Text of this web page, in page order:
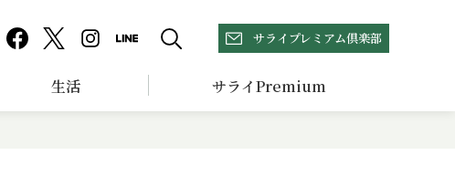
サライプレミアム倶楽部
生活 サライPremium